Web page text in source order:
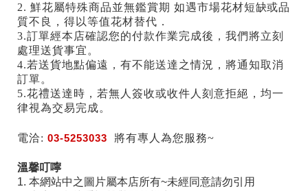
2. 鮮花屬特殊商品並無鑑賞期 如遇市場花材短缺或品
質不良，得以等值花材替代．
3.訂單經本店確認您的付款作業完成後，我們將立刻
處理送貨事宜。
4.若送貨地點偏遠，有不能送達之情況，將通知取消
訂單。
5.花禮送達時，若無人簽收或收件人刻意拒絕，均一
律視為交易完成。
電洽:03-5253033 將有專人為您服務~
溫馨叮嚀
1. 本網站中之圖片屬本店所有~未經同意請勿引用